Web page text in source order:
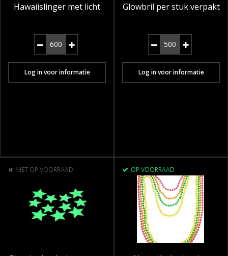
Hawaiislinger met licht
Log in voor informatie
Glowbril per stuk verpakt
Log in voor informatie
NIET OP VOORRAAD OP VOORRAAD